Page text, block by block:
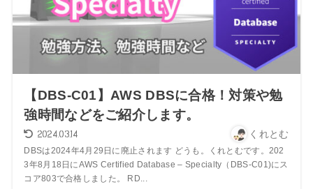
【DBS-C01】AWS DBSに合格！対策や勉
強時間などをご紹介します。
2024.03.14 くれとむ
DBSは2024年4月29日に廃止されます どうも。くれとむです。202
3年8月18日にAWS Certified Database – Specialty（DBS-C01)にス
コア803で合格しました。 RD...